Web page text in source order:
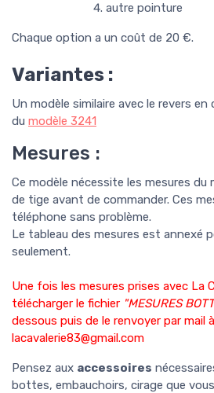
autre pointure
Chaque option a un coût de 20 €.
Variantes :
Un modèle similaire avec le revers
du modèle 3241
Mesures :
Ce modèle nécessite les mesures
de tige avant de commander. Ces
téléphone sans problème.
Le tableau des mesures est annexé
seulement.
Une fois les mesures prises avec La
télécharger le fichier "MESURES
dessous puis de le renvoyer par mail
lacavalerie83@gmail.com
Pensez aux accessoires
bottes, embauchoirs, cirage que